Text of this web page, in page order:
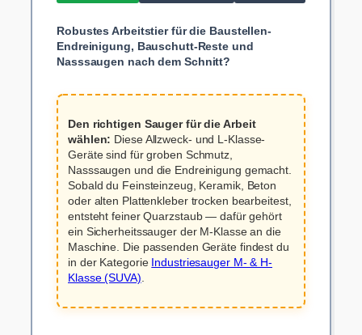
Robustes Arbeitstier für die Baustellen-
Endreinigung, Bauschutt-Reste und
Nasssaugen nach dem Schnitt?
Den richtigen Sauger für die Arbeit
wählen: Diese Allzweck- und L-Klasse-
Geräte sind für groben Schmutz,
Nasssaugen und die Endreinigung gemacht.
Sobald du Feinsteinzeug, Keramik, Beton
oder alten Plattenkleber trocken bearbeitest,
entsteht feiner Quarzstaub — dafür gehört
ein Sicherheitssauger der M-Klasse an die
Maschine. Die passenden Geräte findest du
in der Kategorie Industriesauger M- & H-
Klasse (SUVA)